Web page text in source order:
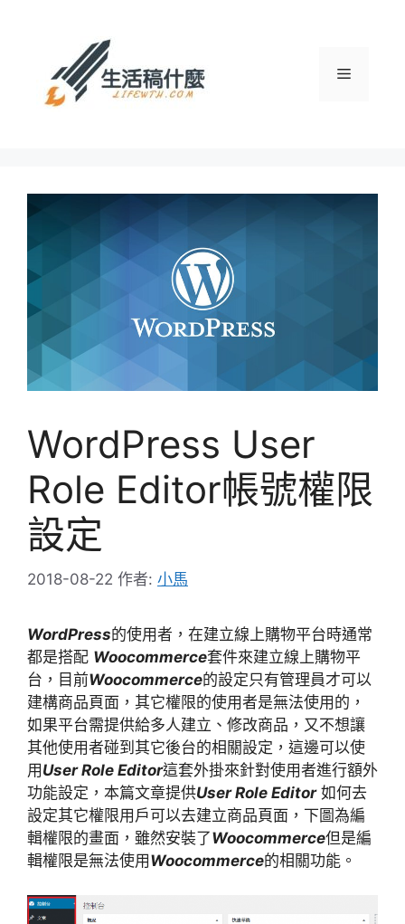
選
WordPress User
Role Editor帳號權限
設定
2018-08-22 作者: 小馬
WordPress的使用者，在建立線上購物平台時通常
都是搭配 Woocommerce套件來建立線上購物平
台，目前Woocommerce的設定只有管理員才可以
建構商品頁面，其它權限的使用者是無法使用的，
如果平台需提供給多人建立、修改商品，又不想讓
其他使用者碰到其它後台的相關設定，這邊可以使
用User Role Editor這套外掛來針對使用者進行額外
功能設定，本篇文章提供User Role Editor 如何去
設定其它權限用戶可以去建立商品頁面，下圖為編
輯權限的畫面，雖然安裝了Woocommerce但是編
輯權限是無法使用Woocommerce的相關功能。